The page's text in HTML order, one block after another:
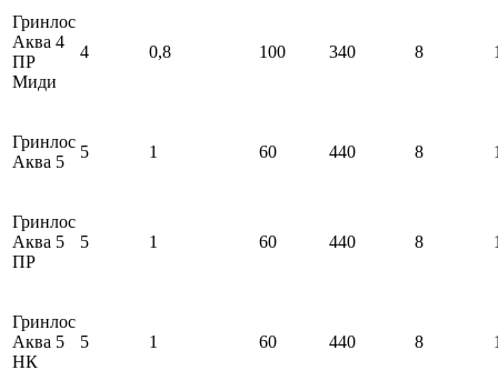
Гринлос
Аква 4
ПР
Миди
4 0,8 100 340 8
Гринлос
Аква 5
5 1 60 440 8
Гринлос
Аква 5
ПР
5 1 60 440 8
Гринлос
Аква 5
НК
5 1 60 440 8